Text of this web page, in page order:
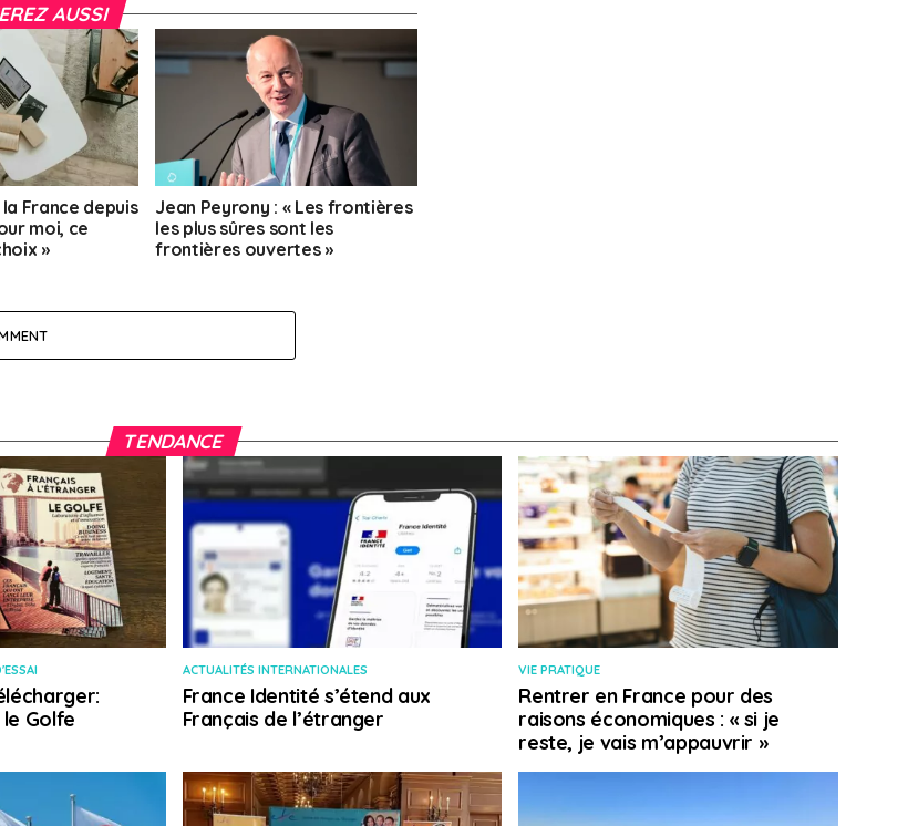
AUSSI
France depuis
moi, ce
»
Jean Peyrony : « Les frontières
les plus sûres sont les
frontières ouvertes »
TENDANCE
le Golfe
ACTUALITÉS INTERNATIONALES
France Identité s’étend aux
Français de l’étranger
VIE PRATIQUE
Rentrer en France pour des
raisons économiques : « si je
reste, je vais m’appauvrir »